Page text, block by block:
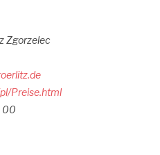
Zgorzelec
Preise.html
00